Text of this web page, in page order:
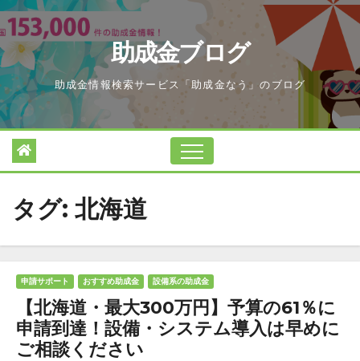
Skip
to
content
助成金ブログ
助成金情報検索サービス「助成金なう」のブログ
タグ: 北海道
申請サポート おすすめ助成金 設備系の助成金
【北海道・最大300万円】予算の61％に
申請到達！設備・システム導入は早めに
ご相談ください